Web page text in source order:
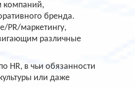
компаний,
бренда.
PR/маркетингу,
различные
HR, в чьи обязанности
или даже